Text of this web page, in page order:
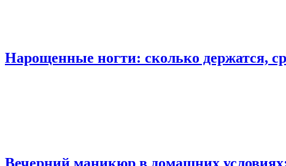
Нарощенные ногти: сколько держатся,